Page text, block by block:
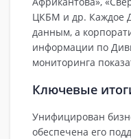
ЦКБМ и др. Каждое
данным, а
информации по
мониторинга
Ключевые
Унифицирован
обеспечена его